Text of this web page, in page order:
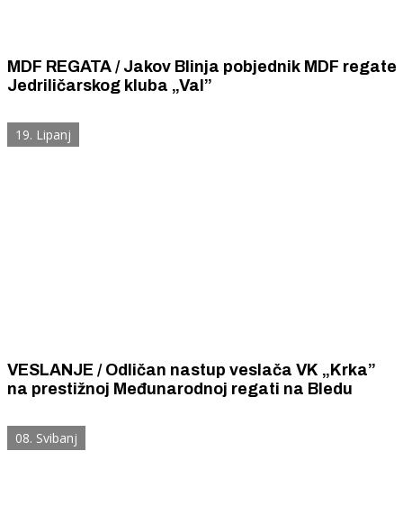
MDF REGATA / Jakov Blinja pobjednik MDF regate
Jedriličarskog kluba „Val”
19. Lipanj
VESLANJE / Odličan nastup veslača VK „Krka”
na prestižnoj Međunarodnoj regati na Bledu
08. Svibanj